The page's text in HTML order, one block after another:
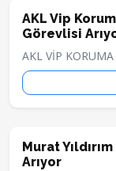
AKL Vip
Görevlisi
AKL VİP
Murat
Arıyor